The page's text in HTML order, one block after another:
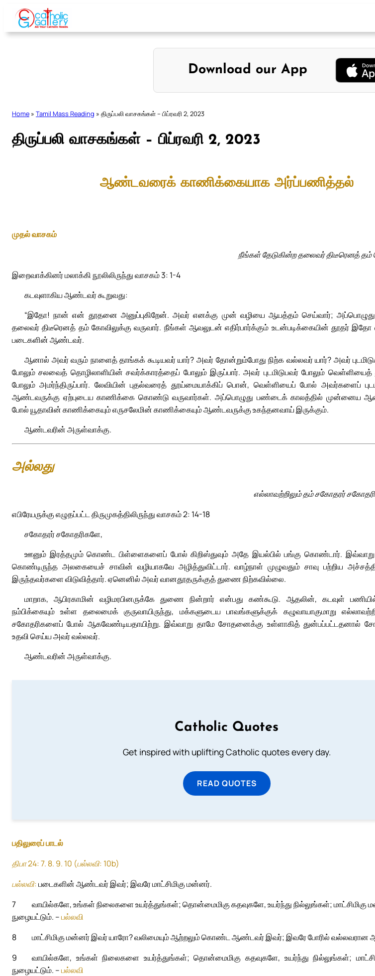
Skip
content
Download our App
Home » Tamil Mass Reading » திருப்பலி வாசகங்கள் – பிப்ரவரி 2, 2023
திருப்பலி வாசகங்கள் – பிப்ரவரி 2, 2023
ஆண்டவரைக் காணிக்கையாக அர்ப்பணித்தல்
முதல் வாசகம்
நீங்கள் தேடுகின்ற தலைவர் திடீரெனத் தம்
இறைவாக்கினர் மலாக்கி நூலிலிருந்து வாசகம் 3: 1-4
கடவுளாகிய ஆண்டவர் கூறுவது:
“இதோ! நான் என் தூதனை அனுப்புகிறேன். அவர் எனக்கு முன் வழியை ஆயத்தம் செய்வார்;
தலைவர் திடீரெனத் தம் கோவிலுக்கு வருவார். நீங்கள் ஆவலுடன் எதிர்பார்க்கும் உடன்படிக்கையின் தூதர் இதோ
படைகளின் ஆண்டவர்.
ஆனால் அவர் வரும் நாளைத் தாங்கக் கூடியவர் யார்? அவர் தோன்றும்போது நிற்க வல்லவர் யார்? அவர்
போலும் சலவைத் தொழிலாளியின் சவர்க்காரத்தைப் போலும் இருப்பார். அவர் புடமிடுபவர் போலும் வெள்ளியைத்
போலும் அமர்ந்திருப்பார். லேவியின் புதல்வரைத் தூய்மையாக்கிப் பொன், வெள்ளியைப் போல் அவர்களைப்
ஆண்டவருக்கு ஏற்புடைய காணிக்கை கொண்டு வருவார்கள். அப்பொழுது பண்டைக் காலத்தில் முன்னைய
போல் யூதாவின் காணிக்கையும் எருசலேமின் காணிக்கையும் ஆண்டவருக்கு உகந்தனவாய் இருக்கும்.
ஆண்டவரின் அருள்வாக்கு.
அல்லது
எல்லாவற்றிலும் தம் சகோதரர்
எபிரேயருக்கு எழுதப்பட்ட திருமுகத்திலிருந்து வாசகம் 2: 14-18
சகோதரர் சகோதரிகளே,
ஊனும் இரத்தமும் கொண்ட பிள்ளைகளைப் போல் கிறிஸ்துவும் அதே இயல்பில் பங்கு கொண்டார்.
கொண்டிருந்த அலகையைச் சாவின் வழியாகவே அழித்துவிட்டார். வாழ்நாள் முழுவதும் சாவு பற்றிய
இருந்தவர்களை விடுவித்தார். ஏனெனில் அவர் வானதூதருக்குத் துணை நிற்கவில்லை.
மாறாக, ஆபிரகாமின் வழிமரபினருக்கே துணை நின்றார் என்பது கண்கூடு. ஆதலின், கடவுள்
நம்பிக்கையும் உள்ள தலைமைக் குருவாயிருந்து, மக்களுடைய பாவங்களுக்குக் கழுவாயாகுமாறு
சகோதரிகளைப் போல் ஆகவேண்டியதாயிற்று. இவ்வாறு தாமே சோதனைக்கு உள்ளாகித் துன்பப்பட்டதனால்
உதவி செய்ய அவர் வல்லவர்.
ஆண்டவரின் அருள்வாக்கு.
Catholic Quotes
Get inspired with uplifting Catholic quotes every day.
READ QUOTES
பதிலுரைப் பாடல்
திபா 24: 7. 8. 9. 10 (பல்லவி: 10b)
பல்லவி:படைகளின் ஆண்டவர் இவர்; இவரே மாட்சிமிகு மன்னர்.
7
வாயில்களே, உங்கள் நிலைகளை உயர்த்துங்கள்; தொன்மைமிகு கதவுகளே, உயர்ந்து நில்லுங்கள்; மாட்சிமிகு
நுழையட்டும். –பல்லவி
8
மாட்சிமிகு மன்னர் இவர் யாரோ? வலிமையும் ஆற்றலும் கொண்ட ஆண்டவர் இவர்; இவரே போரில்
9
வாயில்களே, உங்கள் நிலைகளை உயர்த்துங்கள்; தொன்மைமிகு கதவுகளே, உயர்ந்து நில்லுங்கள்;
நுழையட்டும். –பல்லவி